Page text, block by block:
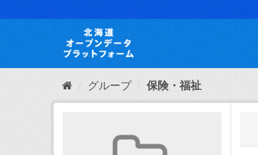
キ
て
グループ 保険・福祉